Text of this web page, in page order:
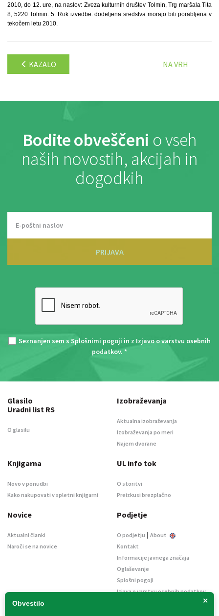
2010, do 12. ure, na naslov: Zveza kulturnih društev Tolmin, Trg maršala Tita
8, 5220 Tolmin. 5. Rok izvedbe: dodeljena sredstva morajo biti porabljena v
tekočem letu 2010.
KAZALO NA VRH
Bodite obveščeni o vseh
naših novostih, akcijah in
dogodkih
PRIJAVA
Seznanjen sem s Splošnimi pogoji in z Izjavo o varstvu osebnih
podatkov. *
×
Obvestilo
Glasilo
Uradni list RS
O glasilu
Izobraževanja
Aktualna izobraževanja
Izobraževanja po meri
Najem dvorane
Knjigarna
Novo v ponudbi
Kako nakupovati v spletni knjigarni
UL info tok
O storitvi
Preizkusi brezplačno
Novice
Aktualni članki
Naroči se na novice
Podjetje
O podjetju | About
Kontakt
Informacije javnega značaja
Oglaševanje
Splošni pogoji
Izjava o varstvu osebnih podatkov